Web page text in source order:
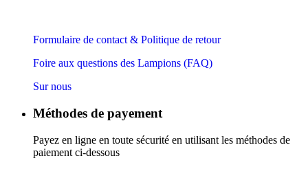
Formulaire de contact & Politique de retour
Foire aux questions des Lampions (FAQ)
Sur nous
Méthodes de payement
Payez en ligne en toute sécurité en utilisant les méthodes de
paiement ci-dessous